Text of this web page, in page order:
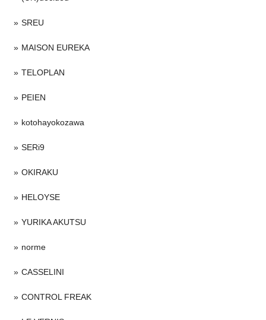
SREU
MAISON EUREKA
TELOPLAN
PEIEN
kotohayokozawa
SERi9
OKIRAKU
HELOYSE
YURIKA AKUTSU
norme
CASSELINI
CONTROL FREAK